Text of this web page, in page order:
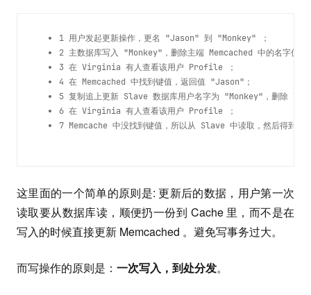
1 用户发起更新操作，更名 "Jason" 到 "Monkey" ；
2 主数据库写入 "Monkey"，删除主端 Memcached 中的名字
3 在 Virginia 有人查看该用户 Profile ；
4 在 Memcached 中找到键值，返回值 "Jason"；
5 复制追上更新 Slave 数据库用户名字为 "Monkey"，删除
6 在 Virginia 有人查看该用户 Profile ；
7 Memcache 中没找到键值，所以从 Slave 中读取，然后得到
这里面的一个简单的原则是: 更新后的数据，用户第一次
读取要从数据库读，顺便扔一份到 Cache 里，而不是在
写入的时候直接更新 Memcached 。避免写事务过大。
而写操作的原则是： 一次写入，到处分发。